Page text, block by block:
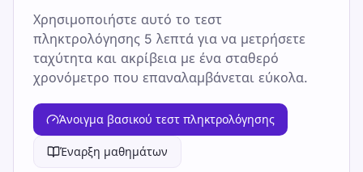
Χρησιμοποιήστε αυτό το τεστ
πληκτρολόγησης 5 λεπτά για να μετρήσετε
ταχύτητα και ακρίβεια με ένα σταθερό
χρονόμετρο που επαναλαμβάνεται εύκολα.
Άνοιγμα βασικού τεστ πληκτρολόγησης
Έναρξη μαθημάτων